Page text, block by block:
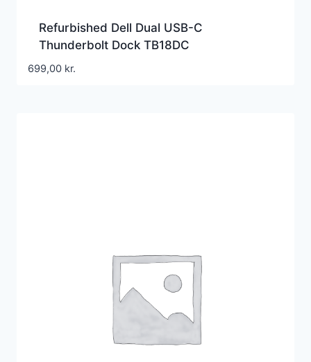
Refurbished Dell Dual USB-C
Thunderbolt Dock TB18DC
Dockingstation Grade A
699,00 kr.